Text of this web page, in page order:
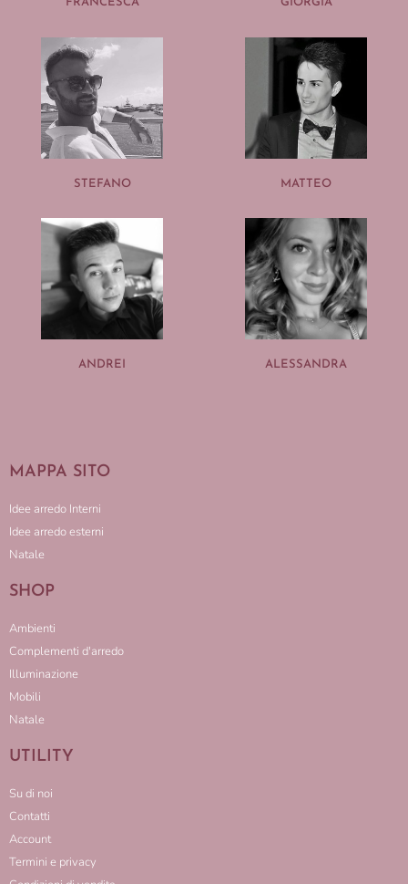
FRANCESCA GIORGIA
STEFANO MATTEO
ANDREI ALESSANDRA
MAPPA SITO
Idee arredo Interni
Idee arredo esterni
Natale
SHOP
Ambienti
Complementi d'arredo
Illuminazione
Mobili
Natale
UTILITY
Su di noi
Contatti
Account
Termini e privacy